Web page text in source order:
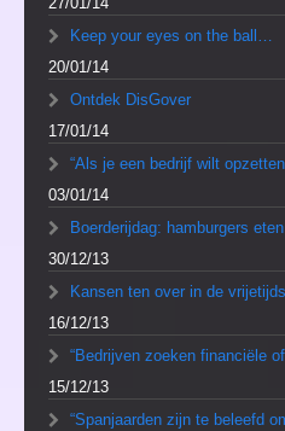
Keep your eyes on the ball…
20/01/14
Ontdek DisGover
17/01/14
“Als je een bedrijf wilt
03/01/14
Boerderijdag: hamburgers
30/12/13
Kansen ten over in de
16/12/13
“Bedrijven zoeken financiële
15/12/13
“Spanjaarden zijn te beleefd